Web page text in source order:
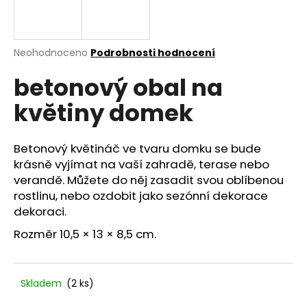
Průměrné
produktu
je
0,0
hvězdiček.
Neohodnoceno Podrobnosti hodnocení
betonový obal na
květiny domek
Betonový květináč ve tvaru domku se bude
krásně vyjímat na vaší zahradě, terase nebo
verandě. Můžete do něj zasadit svou oblíbenou
rostlinu, nebo ozdobit jako sezónní dekorace
dekoraci.
Rozměr10,5 × 13 × 8,5 cm.
Skladem (2 ks)
o
p
o
u
č
u
j
e
m
e
STABILIZOVANÁ
KVĚTINA,